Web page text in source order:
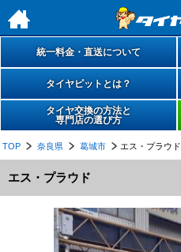
h
統一料金・直送について
タイヤピットとは？
タイヤ交換の方法と
専門店の選び方
TOP 奈良県 葛城市 エス・プラウド
エス・プラウド